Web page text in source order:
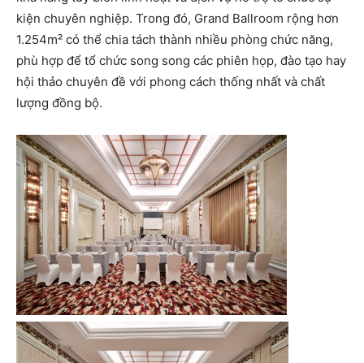
kiện chuyên nghiệp. Trong đó, Grand Ballroom rộng hơn
1.254m² có thể chia tách thành nhiều phòng chức năng,
phù hợp để tổ chức song song các phiên họp, đào tạo hay
hội thảo chuyên đề với phong cách thống nhất và chất
lượng đồng bộ.